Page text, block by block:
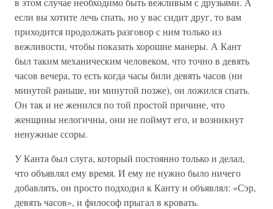
если вы хотите лечь спать, но у вас сидит друг, то вам
приходится продолжать разговор с ним только из
вежливости, чтобы показать хорошие манеры. А Кант
был таким механическим человеком, что точно в девять
часов вечера, то есть когда часы били девять часов (ни
минутой раньше, ни минутой позже), он ложился спать.
Он так и не женился по той простой причине, что
женщины нелогичны, они не поймут его, и возникнут
ненужные ссоры.
У Канта был слуга, который постоянно только и делал,
что объявлял ему время. И ему не нужно было ничего
добавлять, он просто подходил к Канту и объявлял: «Сэр,
девять часов», и философ прыгал в кровать.